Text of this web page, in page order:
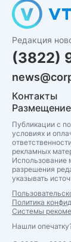
Редакция
(3822)
Контакты
Публикации с
условиях и
рекламных
Использование
разрешения
указывать
Политика
Системы
Нашли